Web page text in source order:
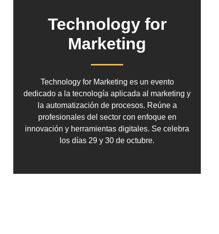
Technology for
Marketing
Technology for Marketing es un evento
dedicado a la tecnología aplicada al marketing y
la automatización de procesos. Reúne a
profesionales del sector con enfoque en
innovación y herramientas digitales. Se celebra
los días 29 y 30 de octubre.